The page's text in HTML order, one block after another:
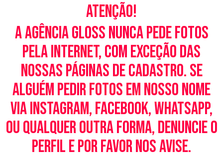
Atenção!
A Agência Gloss nunca pede fotos
pela Internet, com exceção das
nossas páginas de cadastro. Se
alguém pedir fotos em nosso nome
via Instagram, Facebook, WhatsApp,
ou qualquer outra forma, denuncie o
perfil e por favor nos avise.